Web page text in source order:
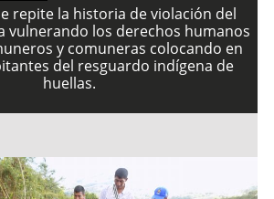
repite la historia de violación del
vulnerando los derechos humanos
y comuneras colocando en
del resguardo indígena de
huellas.